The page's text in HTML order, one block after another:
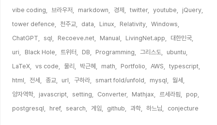
vibe coding,
브라우저, markdown, 경제, twitter, youtube,
jQuery,
tower defence,
천주교, data, Linux, Relativity,
Windows,
ChatGPT,
sql, Recoeve.net, Manual, LivingNet.app,
대한민국,
uri,
Black Hole, 트위터, DB, Programming, 그리스도,
ubuntu,
LaTeX,
vs code, 물리, 박근혜, math, Portfolio, AWS,
typescript,
html,
전세, 종교, url, 구하라, smart fold/unfold, mysql,
월세,
양자역학,
javascript, setting, Converter, Mathjax, 르세라핌,
pop,
postgresql,
href, search, 게임, github, 과학, 하느님, conjecture,